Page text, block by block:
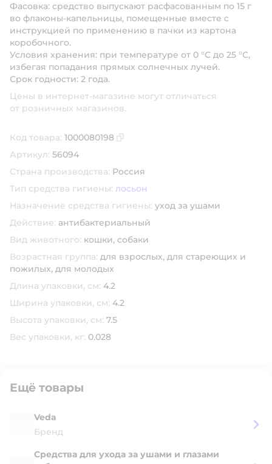
Фасовка: средство выпускают расфасованным по 15 г
во флаконы-капельницы, помещенные вместе с
инструкцией по применению в пачки из картона
коробочного.
Условия хранения: при температуре от 0 °С до 25 °С,
избегая попадания прямых солнечных лучей.
Срок годности: 2 года.
Цены в интернет-магазине могут отличаться
от розничных магазинов.
Код товара: 1000080198
Артикул: 56094
Страна производства: Россия
Тип средства гигиены: лосьон
Назначение средства гигиены: уход за ушами
Действие: антибактериальный
Вид животного: кошки, собаки
Возрастная группа: для взрослых, для стареющих и
пожилых, для молодых
Длина упаковки, см: 4.2
Ширина упаковки, см: 4.2
Высота упаковки, см: 7.5
Вес упаковки, кг: 0.028
Ещё товары
Veda
Бренд
Средства для ухода за ушами и глазами